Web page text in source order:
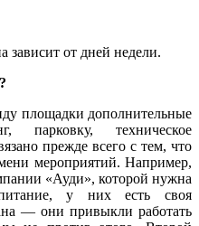
зависит от дней недели.
площадки дополнительные
парковку, техническое
прежде всего с тем, что
мероприятий. Например,
«Ауди», которой нужна
у них есть своя
— они привыкли работать